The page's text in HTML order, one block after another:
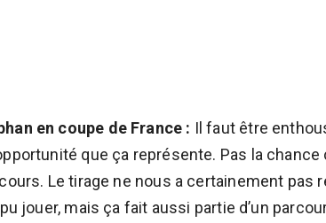
en coupe de France : Il faut être
que ça représente. Pas la
Le tirage ne nous a certainement pas
jouer, mais ça fait aussi partie d’un